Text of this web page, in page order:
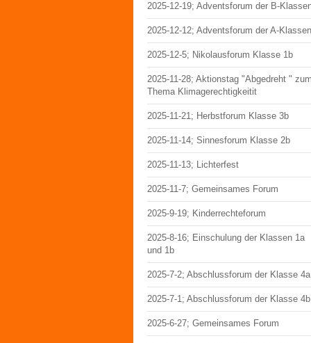
2025-12-19; Adventsforum der B-
2025-12-12; Adventsforum der A-Klassen
2025-12-5; Nikolausforum Klasse 1b
2025-11-28; Aktionstag "Abgedreht "
Thema Klimagerechtigkeitit
2025-11-21; Herbstforum Klasse 3b
2025-11-14; Sinnesforum Klasse 2b
2025-11-13; Lichterfest
2025-11-7; Gemeinsames Forum
2025-9-19; Kinderrechteforum
2025-8-16; Einschulung der Klassen 1a
und 1b
2025-7-2; Abschlussforum der Klasse 4a
2025-7-1; Abschlussforum der Klasse 4b
2025-6-27; Gemeinsames Forum